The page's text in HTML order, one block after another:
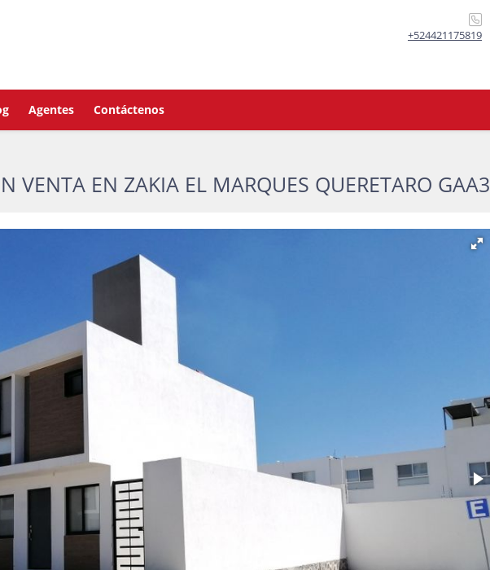
+524421175819
Agentes Contáctenos
VENTA EN ZAKIA EL MARQUES QUERETARO GAA3